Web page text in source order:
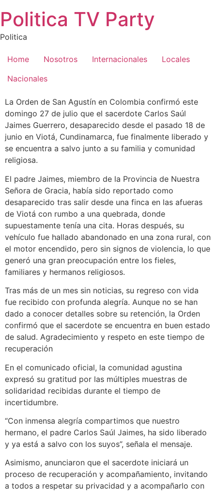
al
contenido
Politica TV Party
Politica
Home Nosotros Internacionales
Locales
Nacionales
La Orden de San Agustín en Colombia confirmó este
domingo 27 de julio que el sacerdote Carlos Saúl
Jaimes Guerrero, desaparecido desde el pasado 18 de
junio en Viotá, Cundinamarca, fue finalmente liberado y
se encuentra a salvo junto a su familia y comunidad
religiosa.
El padre Jaimes, miembro de la Provincia de Nuestra
Señora de Gracia, había sido reportado como
desaparecido tras salir desde una finca en las afueras
de Viotá con rumbo a una quebrada, donde
supuestamente tenía una cita. Horas después, su
vehículo fue hallado abandonado en una zona rural, con
el motor encendido, pero sin signos de violencia, lo que
generó una gran preocupación entre los fieles,
familiares y hermanos religiosos.
Tras más de un mes sin noticias, su regreso con vida
fue recibido con profunda alegría. Aunque no se han
dado a conocer detalles sobre su retención, la Orden
confirmó que el sacerdote se encuentra en buen estado
de salud. Agradecimiento y respeto en este tiempo de
recuperación
En el comunicado oficial, la comunidad agustina
expresó su gratitud por las múltiples muestras de
solidaridad recibidas durante el tiempo de
incertidumbre.
“Con inmensa alegría compartimos que nuestro
hermano, el padre Carlos Saúl Jaimes, ha sido liberado
y ya está a salvo con los suyos”, señala el mensaje.
Asimismo, anunciaron que el sacerdote iniciará un
proceso de recuperación y acompañamiento, invitando
a todos a respetar su privacidad y a acompañarlo con